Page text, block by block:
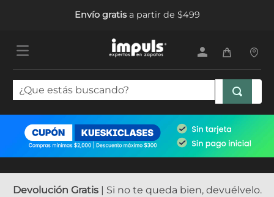
Envío gratisa partir de $499
¿Que estás buscando?
Devolución Gratis| Si no te queda bien, devuélvelo.
TÉRMINOS MÁS BUSCADOS
.
tenis mujer
tenis hombre